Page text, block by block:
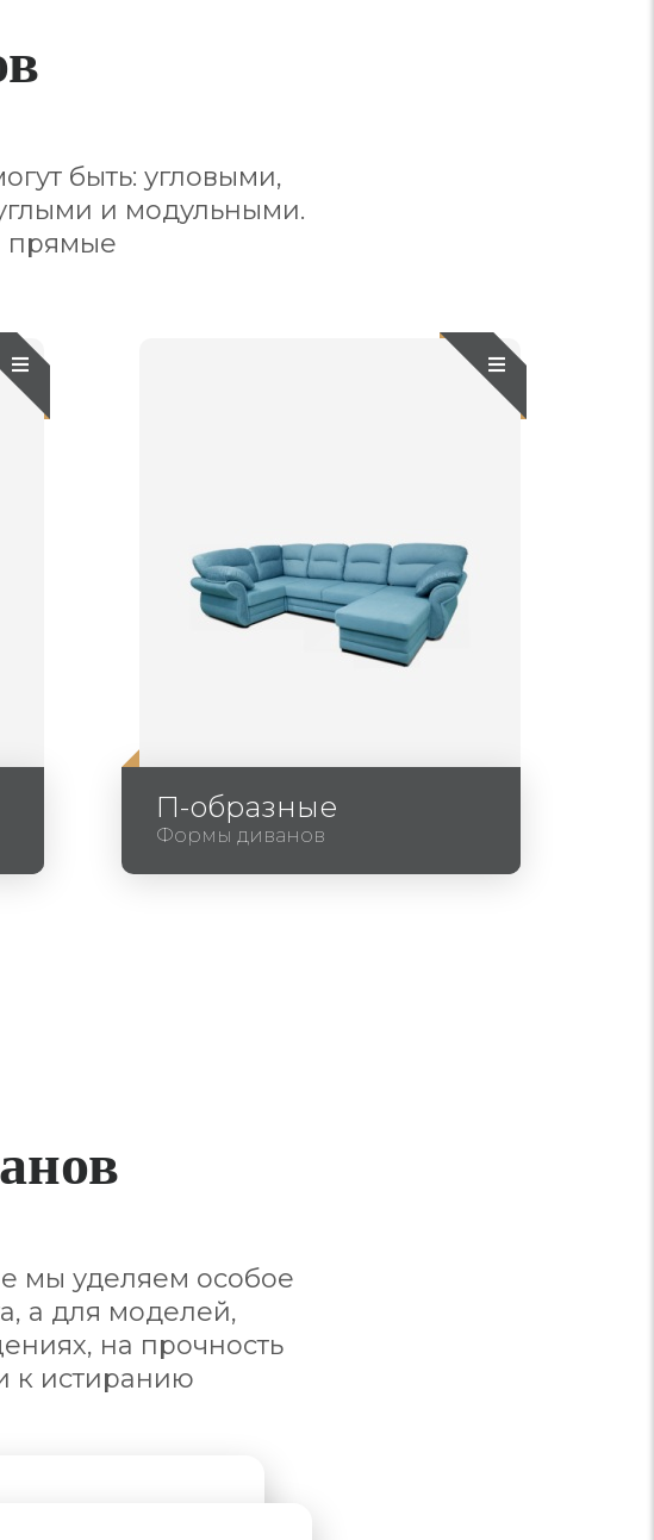
быть: угловыми,
и модульными.
прямые
П-образные
Формы диванов
мы уделяем особое
а для моделей,
на прочность
к истиранию